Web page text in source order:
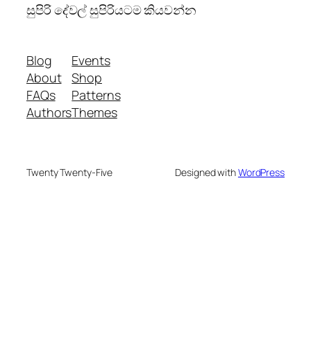
සුපිරි දේවල් සුපිරියටම කියවන්න
Blog
About
FAQs
Authors
Events
Shop
Patterns
Themes
Twenty Twenty-Five Designed withWordPress